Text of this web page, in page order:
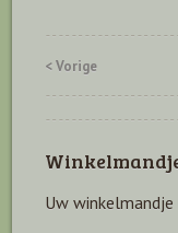
< Vorige
Uw winkelmandje